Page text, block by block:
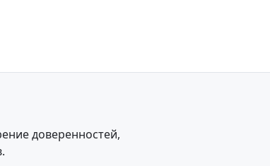
доверенностей,